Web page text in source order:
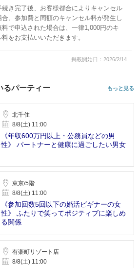
続き完了後、お客様都合によりキャンセル
合、参加費と同額のキャンセル料が発生し
料で申込された場合は、一律1,000円のキ
料をお支払いいただきます。
掲載開始日：2026/2/14
るパーティー もっと見る
北千住
8/8(土) 11:00
《年収600万円以上・公務員などの男
性》 パートナーと健康に過ごしたい男女
東京/5階
8/8(土) 11:00
《参加回数5回以下の婚活ビギナーの女
性》 ふたりで笑ってポジティブに楽しめ
る関係
有楽町リゾート店
8/8(土) 11:00